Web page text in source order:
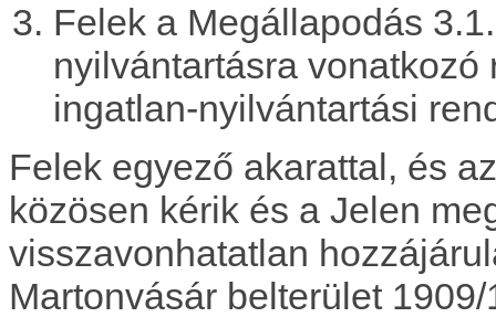
Felek a Megállapodás
nyilvántartásra
ingatlan-nyilvántartási
Felek egyező akarattal, és
közösen kérik és a Jelen
visszavonhatatlan
Martonvásár belterület